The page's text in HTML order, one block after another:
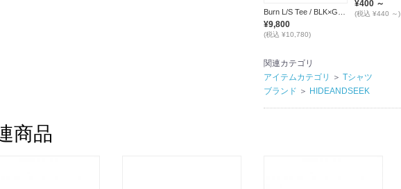
¥9,800
(税込 ¥10,780)
¥400 ～
(税込 ¥440 ～)
関連カテゴリ
アイテムカテゴリ
＞ Tシャツ
ブランド ＞ HIDEANDSEEK
商品